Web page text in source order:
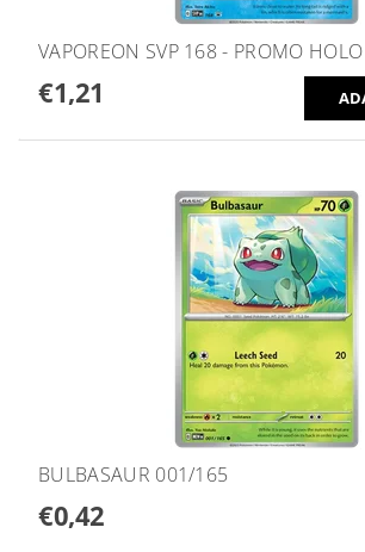
VAPOREON SVP 168 - PROMO HOLO
€1,21
BULBASAUR 001/165
€0,42